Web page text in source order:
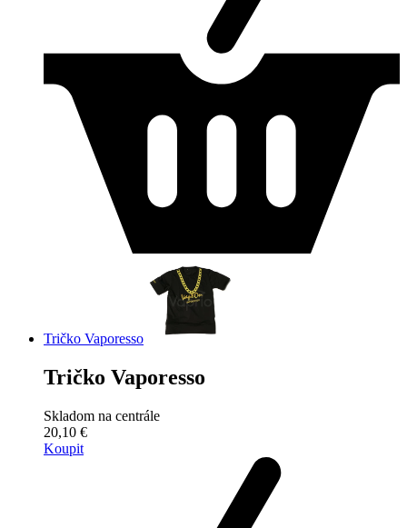
Tričko Vaporesso
Tričko Vaporesso
Skladom na centrále
20,10 €
Koupit